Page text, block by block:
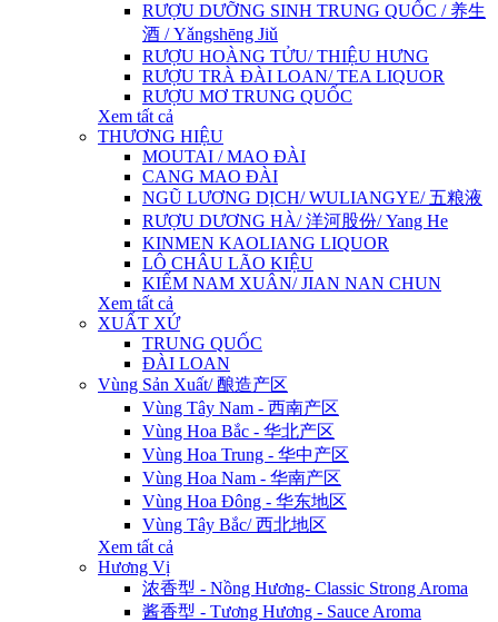
RƯỢU DƯỠNG SINH TRUNG QUỐC / 养生
酒 / Yǎngshēng Jiǔ
RƯỢU HOÀNG TỬU/ THIỆU HƯNG
RƯỢU TRÀ ĐÀI LOAN/ TEA LIQUOR
RƯỢU MƠ TRUNG QUỐC
Xem tất cả
THƯƠNG HIỆU
MOUTAI / MAO ĐÀI
CANG MAO ĐÀI
NGŨ LƯƠNG DỊCH/ WULIANGYE/ 五粮液
RƯỢU DƯƠNG HÀ/ 洋河股份/ Yang He
KINMEN KAOLIANG LIQUOR
LÔ CHÂU LÃO KIỆU
KIẾM NAM XUÂN/ JIAN NAN CHUN
Xem tất cả
XUẤT XỨ
TRUNG QUỐC
ĐÀI LOAN
Vùng Sản Xuất/ 酿造产区
Vùng Tây Nam - 西南产区
Vùng Hoa Bắc - 华北产区
Vùng Hoa Trung - 华中产区
Vùng Hoa Nam - 华南产区
Vùng Hoa Đông - 华东地区
Vùng Tây Bắc/ 西北地区
Xem tất cả
Hương Vị
浓香型 - Nồng Hương- Classic Strong Aroma
酱香型 - Tương Hương - Sauce Aroma